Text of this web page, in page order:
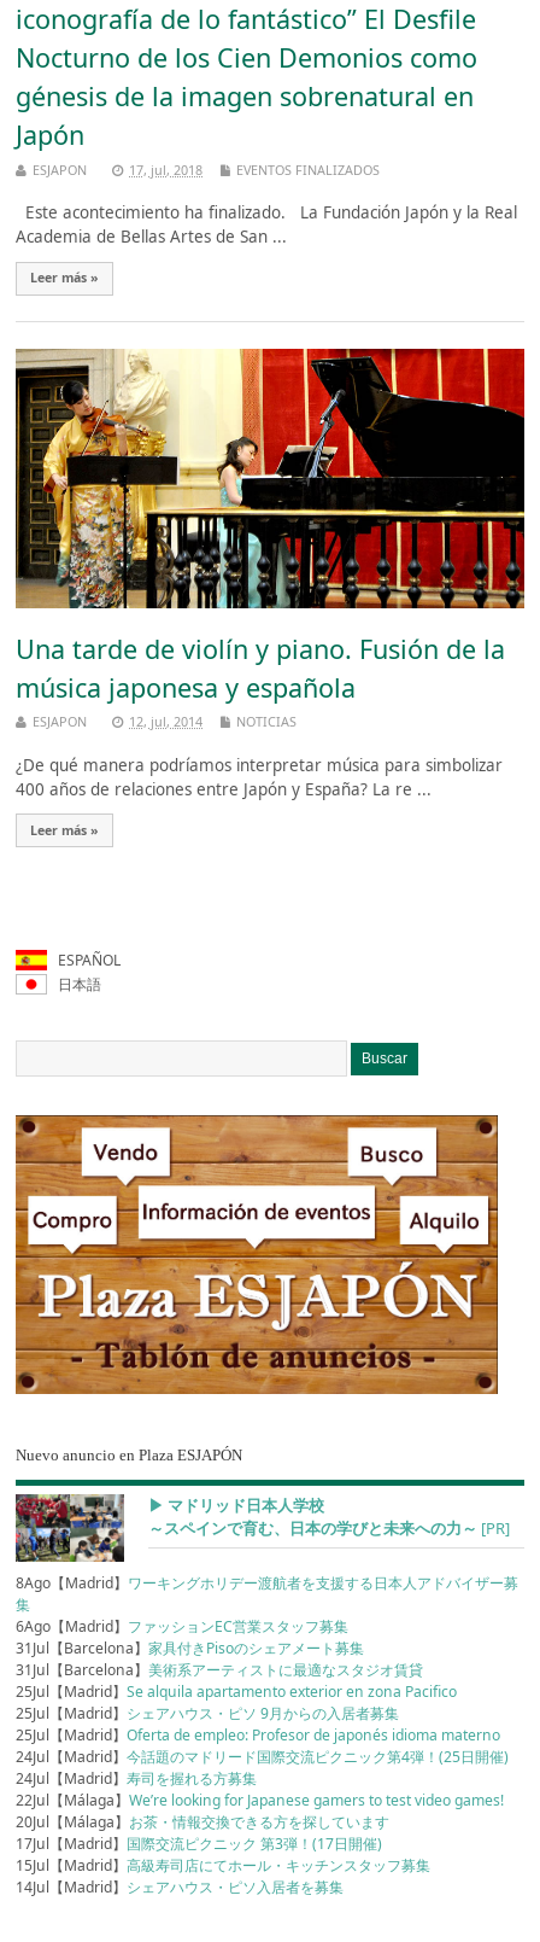
iconografía de lo fantástico” El Desfile
Nocturno de los Cien Demonios como
génesis de la imagen sobrenatural en
Japón
ESJAPON 17, jul, 2018 EVENTOS FINALIZADOS
Este acontecimiento ha finalizado. La Fundación Japón y la Real
Academia de Bellas Artes de San ...
Leer más »
Una tarde de violín y piano. Fusión de la
música japonesa y española
ESJAPON 12, jul, 2014 NOTICIAS
¿De qué manera podríamos interpretar música para simbolizar
400 años de relaciones entre Japón y España? La re ...
Leer más »
ESPAÑOL
日本語
Nuevo anuncio en Plaza ESJAPÓN
▶︎ マドリッド日本人学校
～スペインで育む、日本の学びと未来への力～ [PR]
8Ago【Madrid】 ワーキングホリデー渡航者を支援する日本人アドバイザー募
集
6Ago【Madrid】 ファッションEC営業スタッフ募集
31Jul【Barcelona】家具付きPisoのシェアメート募集
31Jul【Barcelona】美術系アーティストに最適なスタジオ賃貸
25Jul【Madrid】Se alquila apartamento exterior en zona Pacifico
25Jul【Madrid】 シェアハウス・ピソ 9月からの入居者募集
25Jul【Madrid】Oferta de empleo: Profesor de japonés idioma materno
24Jul【Madrid】今話題のマドリード国際交流ピクニック第4弾！(25日開催)
24Jul【Madrid】寿司を握れる方募集
22Jul【Málaga】We’re looking for Japanese gamers to test video games!
20Jul【Málaga】 お茶・情報交換できる方を探しています
17Jul【Madrid】 国際交流ピクニック 第3弾！(17日開催)
15Jul【Madrid】高級寿司店にてホール・キッチンスタッフ募集
14Jul【Madrid】 シェアハウス・ピソ入居者を募集